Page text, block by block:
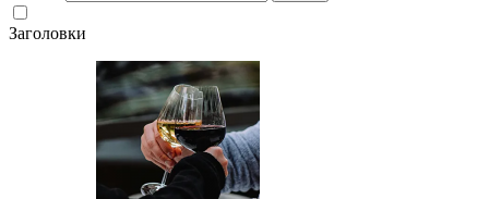
Заголовки